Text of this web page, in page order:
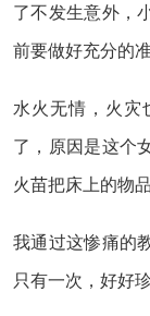
了不发生意外，
前要做好充分的
水火无情，火灾
了，原因是这个
火苗把床上的物
我通过这惨痛的
只有一次，好好